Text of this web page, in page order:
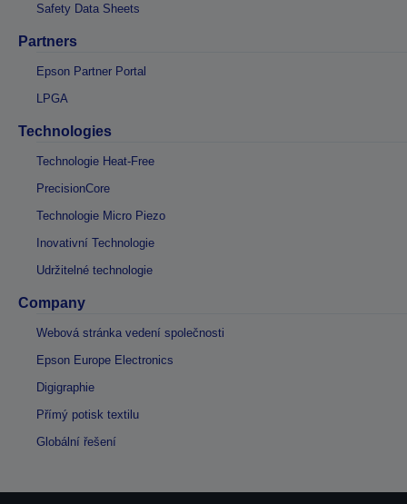
Safety Data Sheets
Partners
Epson Partner Portal
LPGA
Technologies
Technologie Heat-Free
PrecisionCore
Technologie Micro Piezo
Inovativní Technologie
Udržitelné technologie
Company
Webová stránka vedení společnosti
Epson Europe Electronics
Digigraphie
Přímý potisk textilu
Globální řešení